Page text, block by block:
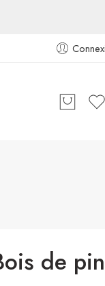
de pin